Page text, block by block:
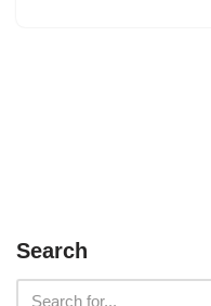
Search